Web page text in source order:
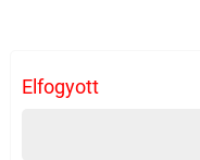
Elfogyott